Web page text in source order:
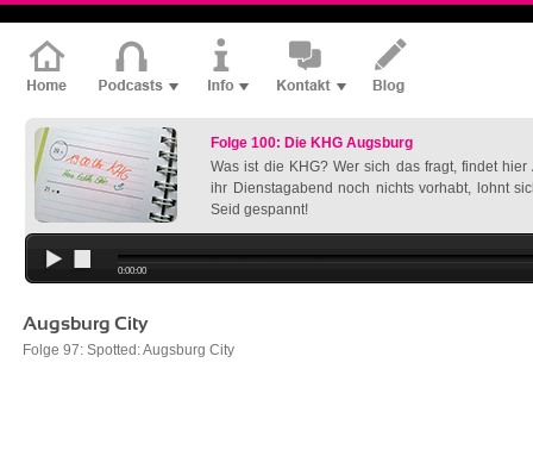
Folge 100: Die KHG Augsburg
Was ist die KHG? Wer sich das fragt, findet hier
ihr Dienstagabend noch nichts vorhabt, lohnt
Seid gespannt!
0:00:00
Augsburg City
Folge 97: Spotted: Augsburg City